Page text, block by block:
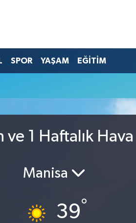
SPOR YAŞAM EĞİTİM
ve 1 Haftalık
Manisa
39°